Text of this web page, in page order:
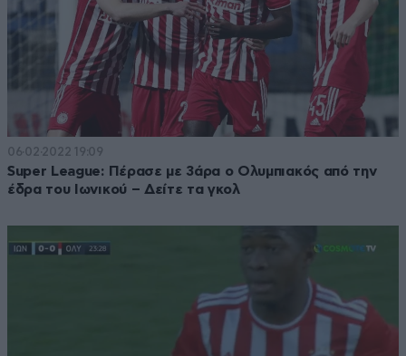
06·02·2022 19:09
Super League: Πέρασε με 3άρα ο Ολυμπιακός από την
έδρα του Ιωνικού – Δείτε τα γκολ